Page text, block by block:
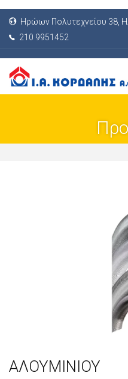
Ηρώων Πολυτεχνείου 38,
210 9951452
ΑΛΟΥΜΙΝΙΟΥ